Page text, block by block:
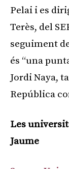
Pelai i es
Terès, del
seguiment
és “una
Jordi Naya,
República
Les
Jaume